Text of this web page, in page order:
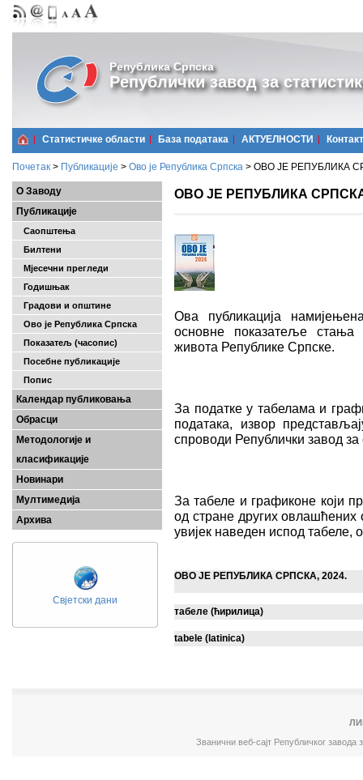
Република Српска
Републички завод за
Статистичке области Базa података АКТУЕЛНОСТИ Контакт
Почетак > Публикације > Ово је Република Српска > ОВО ЈЕ РЕПУБЛИКА
О Заводу
Публикације
Саопштења
Билтени
Мјесечни прегледи
Годишњак
Градови и општине
Ово је Република Српска
Показатељ (часопис)
Посебне публикације
Попис
Календар публиковања
Обрасци
Методологије и
класификације
Новинари
Мултимедија
Архива
Свјетски дани
ОВО ЈЕ РЕПУБЛИКА
Ова публикација
основне показатеље стања
живота Републике Српске.
За податке у табелама и
података, извор
спроводи Републички завод за
За табеле и графиконе који
од стране других овлашћених
увијек наведен испод табеле,
ОВО ЈЕ РЕПУБЛИКА СРПСКА, 2024.
табеле (ћирилица)
tabele (latinica)
Званични веб-сајт Републичког